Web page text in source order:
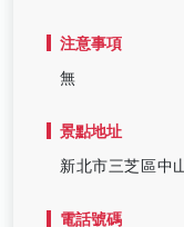
注意事項
無
景點地址
新北市三芝區中
電話號碼